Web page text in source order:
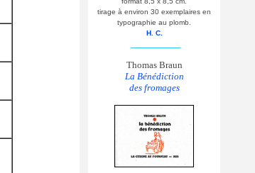
tirage à environ 30 exemplaires en
typographie au plomb.
H. C.
Thomas Braun
La Bénédiction
des fromages